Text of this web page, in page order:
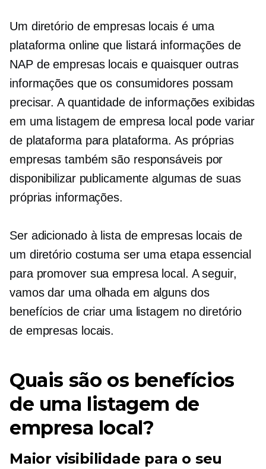
Um diretório de empresas locais é uma
plataforma online que listará informações de
NAP de empresas locais e quaisquer outras
informações que os consumidores possam
precisar. A quantidade de informações exibidas
em uma listagem de empresa local pode variar
de plataforma para plataforma. As próprias
empresas também são responsáveis ​​por
disponibilizar publicamente algumas de suas
próprias informações.
Ser adicionado à lista de empresas locais de
um diretório costuma ser uma etapa essencial
para promover sua empresa local. A seguir,
vamos dar uma olhada em alguns dos
benefícios de criar uma listagem no diretório
de empresas locais.
Quais são os benefícios
de uma listagem de
empresa local?
Maior visibilidade para o seu